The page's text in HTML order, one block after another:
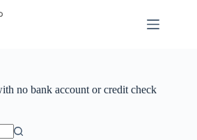
no bank account or credit check